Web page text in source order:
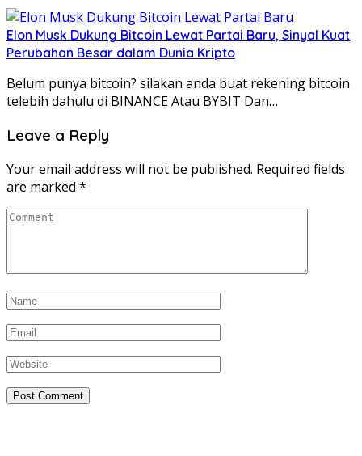
Elon Musk Dukung Bitcoin Lewat Partai Baru, Sinyal Kuat
Perubahan Besar dalam Dunia Kripto
Belum punya bitcoin? silakan anda buat rekening bitcoin
telebih dahulu di BINANCE Atau BYBIT Dan…
Leave a Reply
Your email address will not be published. Required fields
are marked *